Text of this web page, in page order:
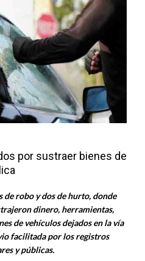
por sustraer bienes de
de robo y dos de hurto, donde
dinero, herramientas,
de vehículos dejados en la vía
facilitada por los registros
y públicas.